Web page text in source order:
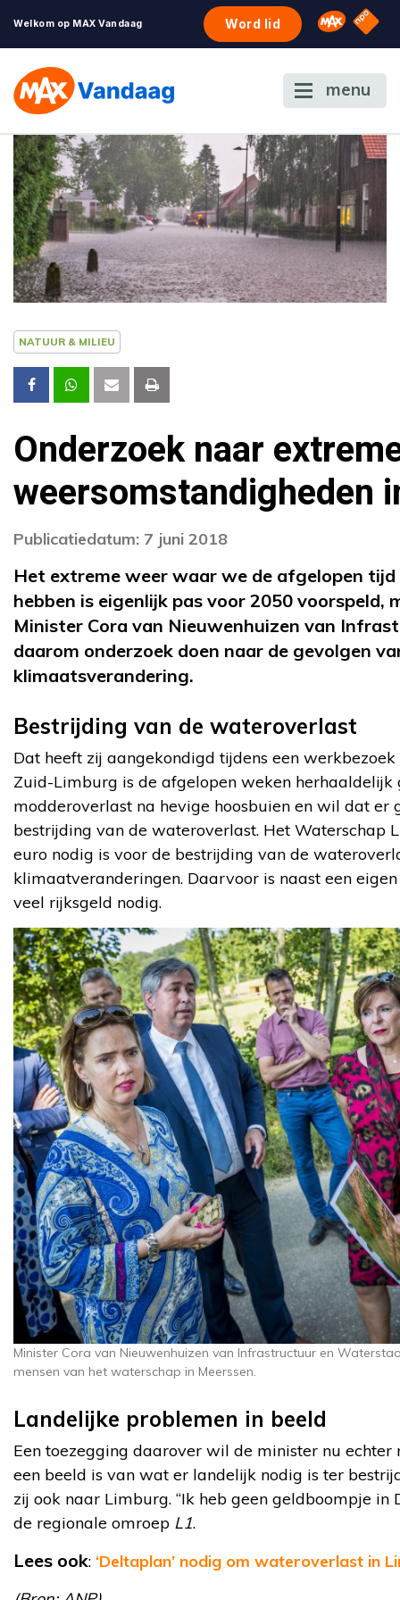
Welkom op MAX Vandaag Word lid Omroep
NPO
menu
NATUUR & MILIEU
Onderzoek naar
weersomstandigheden
Publicatiedatum: 7 juni 2018
Het extreme weer waar we de afgelopen
hebben is eigenlijk pas voor 2050 voorspeld,
Minister Cora van Nieuwenhuizen van
daarom onderzoek doen naar de gevolgen
klimaatsverandering.
Bestrijding van de wateroverlast
Dat heeft zij aangekondigd tijdens een
Zuid-Limburg is de afgelopen weken
modderoverlast na hevige hoosbuien en wil dat
bestrijding van de wateroverlast. Het Waterschap
euro nodig is voor de bestrijding van de
klimaatveranderingen. Daarvoor is naast een
veel rijksgeld nodig.
Minister Cora van Nieuwenhuizen van Infrastructuur en
mensen van het waterschap in Meerssen.
Landelijke problemen in beeld
Een toezegging daarover wil de minister nu echter
een beeld is van wat er landelijk nodig is ter
zij ook naar Limburg. “Ik heb geen geldboompje in
de regionale omroep L1.
Lees ook: ‘Deltaplan’ nodig om wateroverlast in